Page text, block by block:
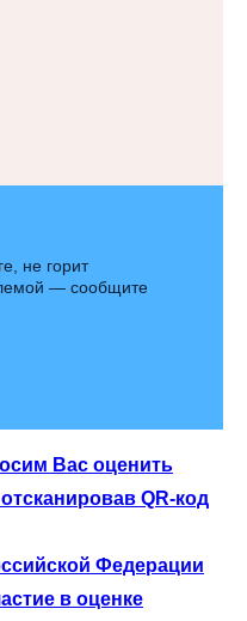
не горит
— сообщите
Вас оценить
QR-код
Федерации
в оценке